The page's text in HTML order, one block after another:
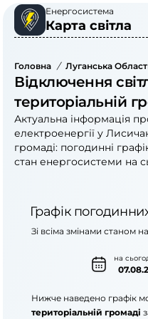
Енергосистема
Карта світла
Головна / Луганська
Відключення
територіальній
Актуальна інформація
електроенергії у
громаді: погодинні
стан енергосистеми на
Графік
на
Зі всіма змінами станом на
Нижче наведено графік
територіальній громаді